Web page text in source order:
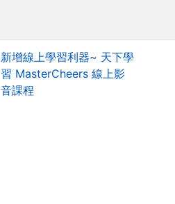
新增線上學習利器~ 天下學
習 MasterCheers 線上影
音課程